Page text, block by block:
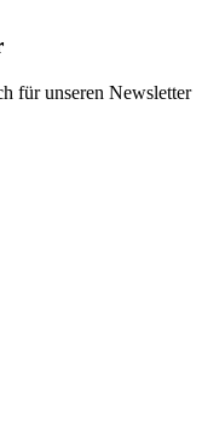
für unseren Newsletter